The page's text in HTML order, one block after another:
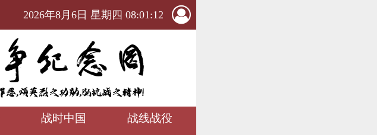
2026年8月6日 星期四 08:01:14
战时中国
战线战役